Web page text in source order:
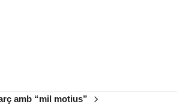
amb “mil motius”